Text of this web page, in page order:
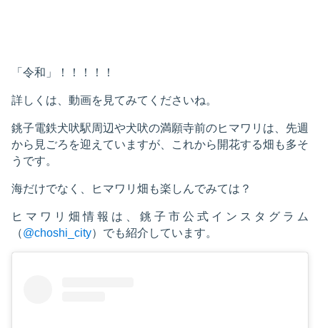
「令和」！！！！！
詳しくは、動画を見てみてくださいね。
銚子電鉄犬吠駅周辺や犬吠の満願寺前のヒマワリは、先週
から見ごろを迎えていますが、これから開花する畑も多そ
うです。
海だけでなく、ヒマワリ畑も楽しんでみては？
ヒマワリ畑情報は、銚子市公式インスタグラム
（@choshi_city）でも紹介しています。